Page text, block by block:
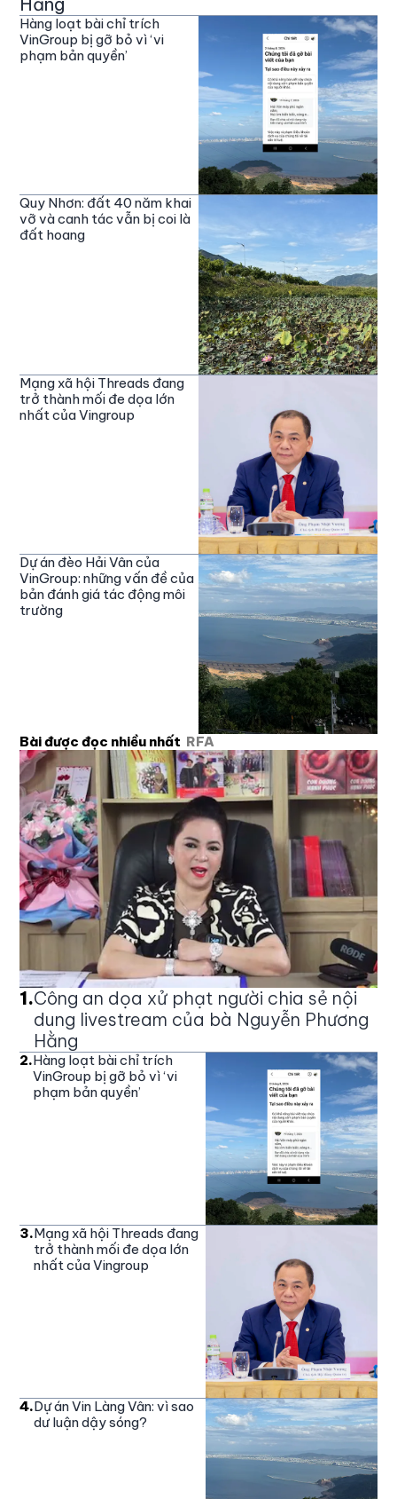
Hàng loạt bài chỉ trích
VinGroup bị gỡ bỏ vì ‘vi
phạm bản quyền’
Quy Nhơn: đất 40 năm khai
vỡ và canh tác vẫn bị coi là
đất hoang
Mạng xã hội Threads đang
trở thành mối đe dọa lớn
nhất của Vingroup
Dự án đèo Hải Vân của
VinGroup: những vấn đề của
bản đánh giá tác động môi
trường
Bài được đọc nhiều nhất RFA
1.Công an dọa xử phạt người chia sẻ nội
dung livestream của bà Nguyễn Phương
Hằng
2.Hàng loạt bài chỉ trích
VinGroup bị gỡ bỏ vì ‘vi
phạm bản quyền’
3.Mạng xã hội Threads đang
trở thành mối đe dọa lớn
nhất của Vingroup
4.Dự án Vin Làng Vân: vì sao
dư luận dậy sóng?